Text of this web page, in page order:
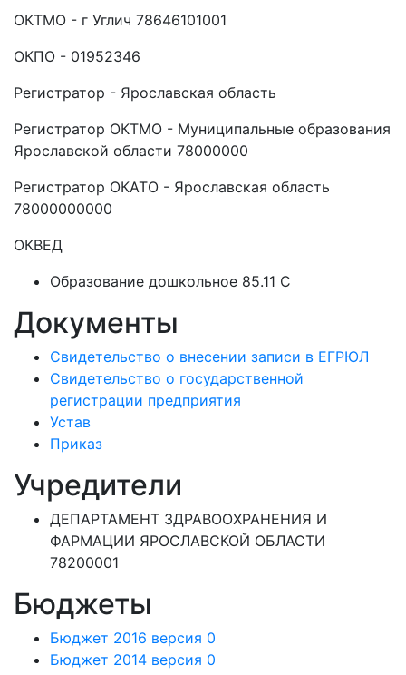
ОКТМО - г Углич 78646101001
ОКПО - 01952346
Регистратор - Ярославская область
Регистратор ОКТМО - Муниципальные образования
Ярославской области 78000000
Регистратор ОКАТО - Ярославская область
78000000000
ОКВЕД
Образование дошкольное 85.11 C
Документы
Свидетельство о внесении записи в ЕГРЮЛ
Свидетельство о государственной
регистрации предприятия
Устав
Приказ
Учредители
ДЕПАРТАМЕНТ ЗДРАВООХРАНЕНИЯ И
ФАРМАЦИИ ЯРОСЛАВСКОЙ ОБЛАСТИ
78200001
Бюджеты
Бюджет 2016 версия 0
Бюджет 2014 версия 0